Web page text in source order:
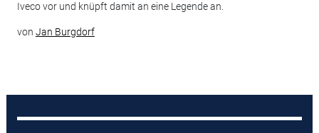
Iveco vor und knüpft damit an eine Legende an.
von Jan Burgdorf